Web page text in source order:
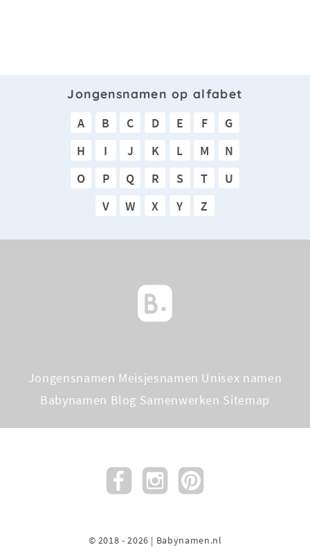
Jongensnamen op alfabet
A B C D E F
G
H
I J K L M
N
O
P Q R S T
U
V
W X Y Z
Jongensnamen Meisjesnamen Unisex namen
Babynamen Blog Samenwerken Sitemap
© 2018 - 2026 | Babynamen.nl